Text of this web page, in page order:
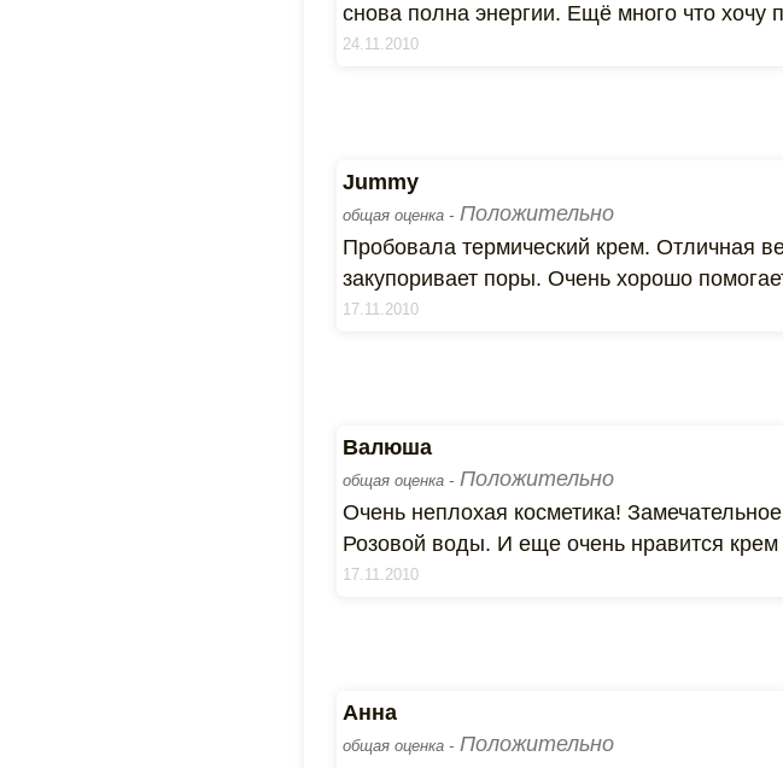
снова полна энергии. Ещё много что хочу
24.11.2010
Jummy
общая оценка - Положительно
Пробовала термический крем. Отличная
закупоривает поры. Очень хорошо
17.11.2010
Валюша
общая оценка - Положительно
Очень неплохая косметика!
Розовой воды. И еще очень нравится
17.11.2010
Анна
общая оценка - Положительно